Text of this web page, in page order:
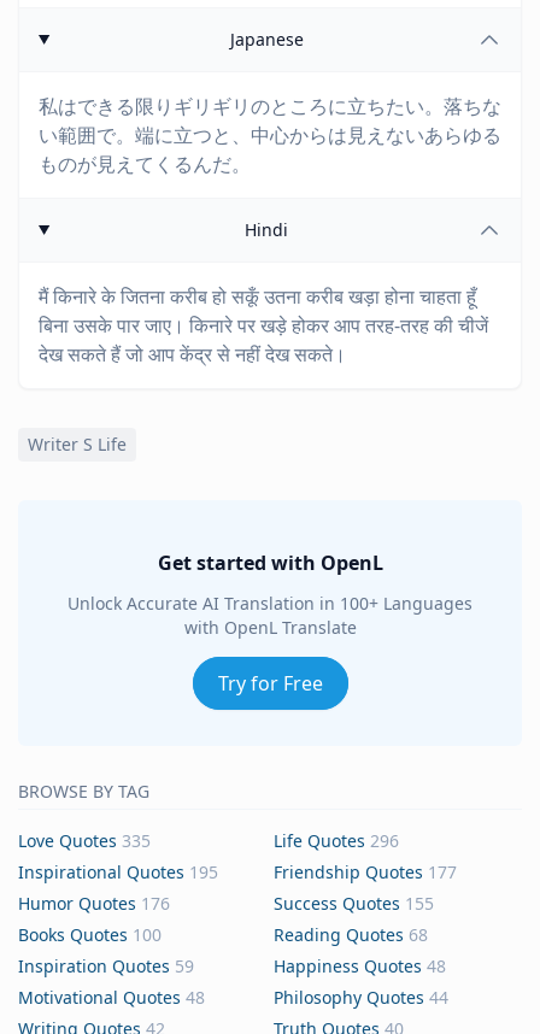
Japanese
私はできる限りギリギリのところに立ちたい。落ちな
い範囲で。端に立つと、中心からは見えないあらゆる
ものが見えてくるんだ。
Hindi
मैं किनारे के जितना करीब हो सकूँ उतना करीब खड़ा होना चाहता हूँ
बिना उसके पार जाए। किनारे पर खड़े होकर आप तरह-तरह की चीजें
देख सकते हैं जो आप केंद्र से नहीं देख सकते।
Writer S Life
Get started with OpenL
Unlock Accurate AI Translation in 100+ Languages
with OpenL Translate
Try for Free
BROWSE BY TAG
Love Quotes 335 Life Quotes 296
Inspirational Quotes 195 Friendship Quotes 177
Humor Quotes 176 Success Quotes 155
Books Quotes 100 Reading Quotes 68
Inspiration Quotes 59 Happiness Quotes 48
Motivational Quotes 48 Philosophy Quotes 44
Writing Quotes 42 Truth Quotes 40